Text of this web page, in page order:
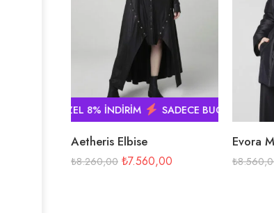
ÖZEL 8% İNDİRİM SADECE BUGÜN ÖZEL 8%
Aetheris Elbise
₺8.260,00 ₺7.560,00
Evora
₺